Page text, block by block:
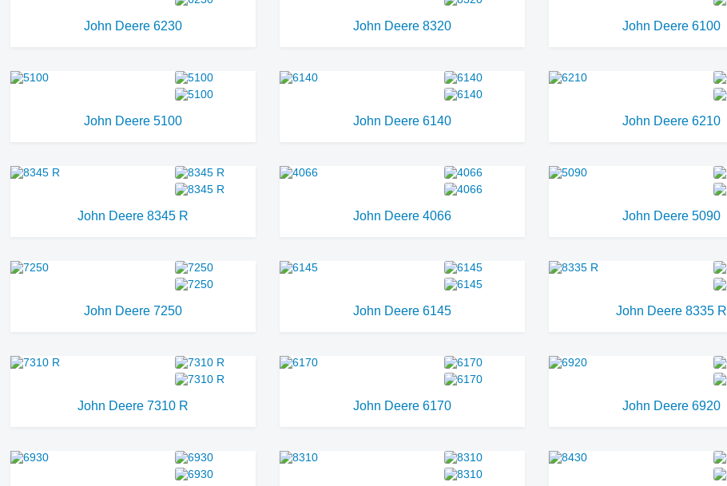
John Deere 6230 John Deere 8320 John Deere 6100
John Deere 5100 John Deere 6140 John Deere 6210
John Deere 8345 R John Deere 4066 John Deere 5090
John Deere 7250 John Deere 6145 John Deere 8335 R
John Deere 7310 R John Deere 6170 John Deere 6920